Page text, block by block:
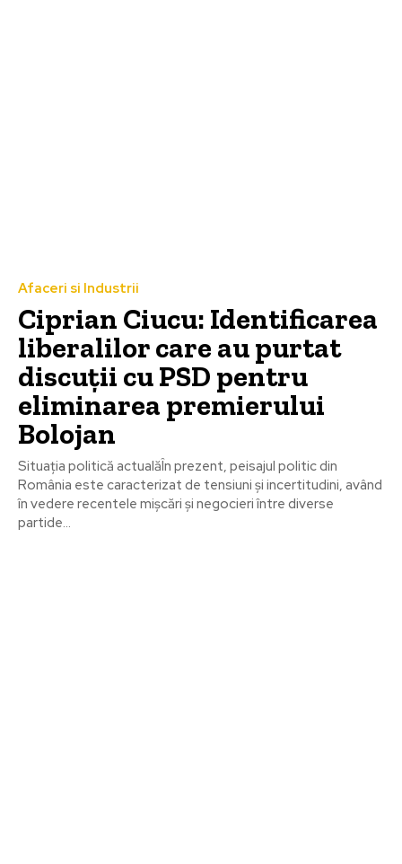
Afaceri si Industrii
Ciprian Ciucu: Identificarea
liberalilor care au purtat
discuții cu PSD pentru
eliminarea premierului
Bolojan
Situația politică actualăÎn prezent, peisajul politic din
România este caracterizat de tensiuni și incertitudini, având
în vedere recentele mișcări și negocieri între diverse
partide...